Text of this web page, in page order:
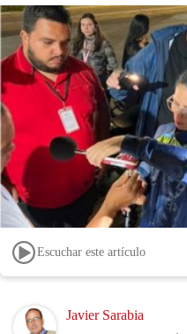
Escuchar este artículo
Image Javier Sarabia